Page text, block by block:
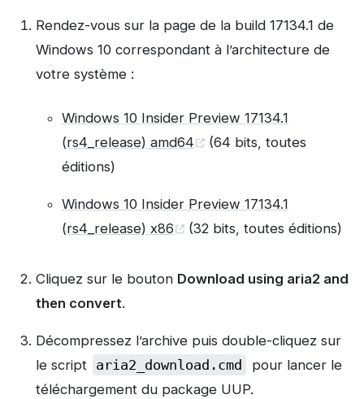
Rendez-vous sur la page de la build 17134.1 de
Windows 10 correspondant à l’architecture de
votre système :
Windows 10 Insider Preview 17134.1
(rs4_release) amd64
(64 bits, toutes
éditions)
Windows 10 Insider Preview 17134.1
(rs4_release) x86
(32 bits, toutes éditions)
Cliquez sur le bouton Download using aria2 and
then convert.
Décompressez l’archive puis double-cliquez sur
le script aria2_download.cmd
pour lancer le
téléchargement du package UUP.